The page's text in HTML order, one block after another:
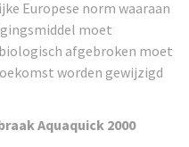
Europese norm waaraan
moet
biologisch afgebroken moet
worden gewijzigd
Aquaquick 2000